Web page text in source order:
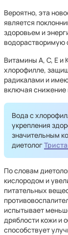
Вероятно, эта
является
здоровьем и
водорастворимую
Витамины А, С, Е и
хлорофилле,
радикалами и
включая снижение
Вода с
укрепления
значительным
диетолог
По словам
кислородом и
питательных
испытывает
дряблости кожи и
способствует